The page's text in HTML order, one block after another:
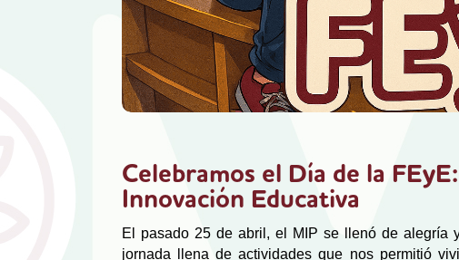
Celebramos el Día de la
Innovación Educativa
El pasado 25 de abril, el MIP se llenó de alegría
jornada llena de actividades que nos permitió